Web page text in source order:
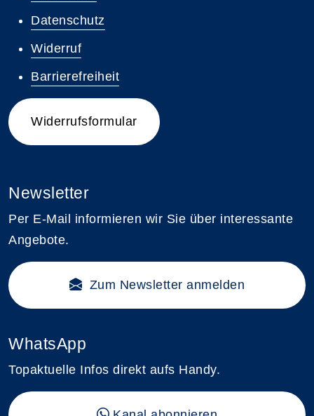
Datenschutz
Widerruf
Barrierefreiheit
Widerrufsformular
Newsletter
Per E-Mail informieren wir Sie über interessante
Angebote.
Zum Newsletter anmelden
WhatsApp
Topaktuelle Infos direkt aufs Handy.